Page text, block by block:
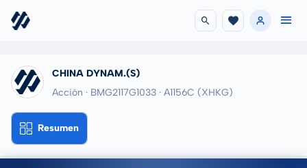
CHINA DYNAM.(S)
Acción · BMG2117G1033 · A1156C (XHKG)
Resumen